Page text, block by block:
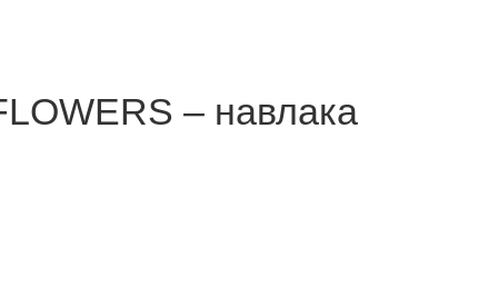
– навлака